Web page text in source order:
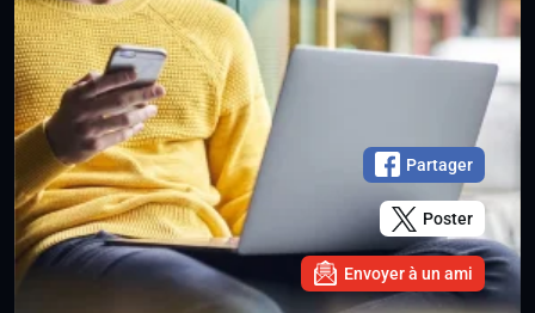
Partager
Poster
Envoyer à un ami